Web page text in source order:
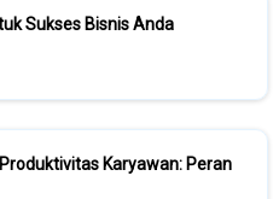
Sukses Bisnis Anda
Karyawan: Peran